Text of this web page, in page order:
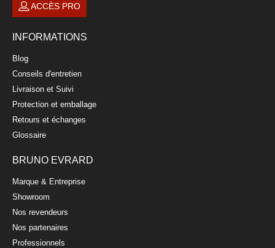
ACCÈS PRO
INFORMATIONS
Blog
Conseils d'entretien
Livraison et Suivi
Protection et emballage
Retours et échanges
Glossaire
BRUNO EVRARD
Marque & Entreprise
Showroom
Nos revendeurs
Nos partenaires
Professionnels